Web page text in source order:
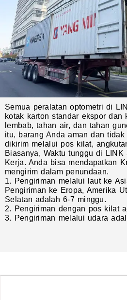
Semua peralatan optometri di
kotak karton standar ekspor dan
lembab, tahan air, dan tahan
itu, barang Anda aman dan
dikirim melalui pos kilat,
Biasanya, Waktu tunggu di
Kerja. Anda bisa mendapatkan
mengirim dalam penundaan.
1. Pengiriman melalui laut ke
Pengiriman ke Eropa, Amerika
Selatan adalah 6-7 minggu.
2. Pengiriman dengan pos kilat
3. Pengiriman melalui udara